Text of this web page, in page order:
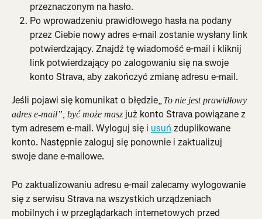
przeznaczonym na hasło.
Po wprowadzeniu prawidłowego hasła na podany
przez Ciebie nowy adres e-mail zostanie wysłany link
potwierdzający. Znajdź tę wiadomość e-mail i kliknij
link potwierdzający po zalogowaniu się na swoje
konto Strava, aby zakończyć zmianę adresu e-mail.
Jeśli pojawi się komunikat o błędzie „To nie jest prawidłowy
adres e-mail”, być może masz już konto Strava powiązane z
tym adresem e-mail. Wyloguj się i usuń zduplikowane
konto. Następnie zaloguj się ponownie i zaktualizuj
swoje dane e-mailowe.
Po zaktualizowaniu adresu e-mail zalecamy wylogowanie
się z serwisu Strava na wszystkich urządzeniach
mobilnych i w przeglądarkach internetowych przed